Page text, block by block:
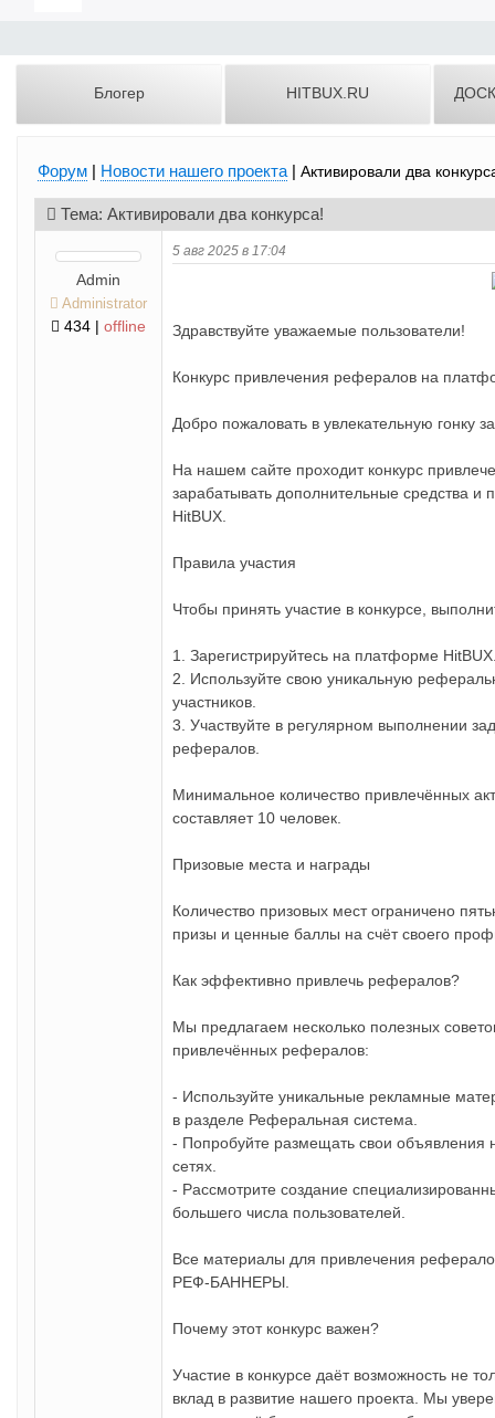
Блогер HITBUX.RU
Форум | Новости нашего проекта | Активировали два
Тема: Активировали два конкурса!
Admin
Administrator
434 | offline
5 авг 2025 в 17:04
Здравствуйте уважаемые пользователи!
Конкурс привлечения рефералов на
Добро пожаловать в увлекательную гонку
На нашем сайте проходит конкурс
зарабатывать дополнительные средства и
HitBUX.
Правила участия
Чтобы принять участие в конкурсе,
1. Зарегистрируйтесь на платформе
2. Используйте свою уникальную
участников.
3. Участвуйте в регулярном выполнении
рефералов.
Минимальное количество привлечённых
составляет 10 человек.
Призовые места и награды
Количество призовых мест ограничено
призы и ценные баллы на счёт своего
Как эффективно привлечь рефералов?
Мы предлагаем несколько полезных
привлечённых рефералов:
- Используйте уникальные рекламные
в разделе Реферальная система.
- Попробуйте размещать свои
сетях.
- Рассмотрите создание
большего числа пользователей.
Все материалы для привлечения
РЕФ-БАННЕРЫ.
Почему этот конкурс важен?
Участие в конкурсе даёт возможность не
вклад в развитие нашего проекта. Мы